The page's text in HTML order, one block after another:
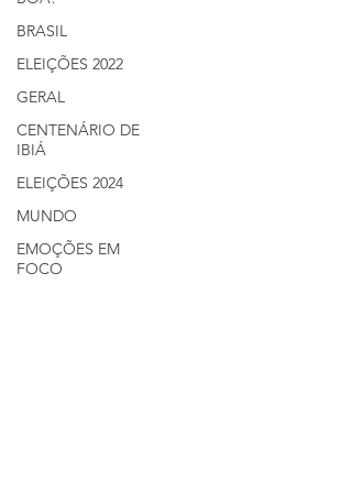
BRASIL
ELEIÇÕES 2022
GERAL
CENTENÁRIO DE
IBIÁ
ELEIÇÕES 2024
MUNDO
EMOÇÕES EM
FOCO